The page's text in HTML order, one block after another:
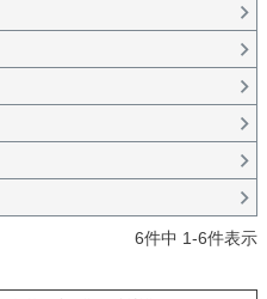
6件中 1-6件表示